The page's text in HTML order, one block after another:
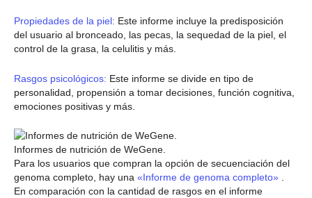
Propiedades de la piel: Este informe incluye la predisposición
del usuario al bronceado, las pecas, la sequedad de la piel, el
control de la grasa, la celulitis y más.
Rasgos psicológicos: Este informe se divide en tipo de
personalidad, propensión a tomar decisiones, función cognitiva,
emociones positivas y más.
Informes de nutrición de WeGene.
Para los usuarios que compran la opción de secuenciación del
genoma completo, hay una «Informe de genoma completo»
En comparación con la cantidad de rasgos en el informe